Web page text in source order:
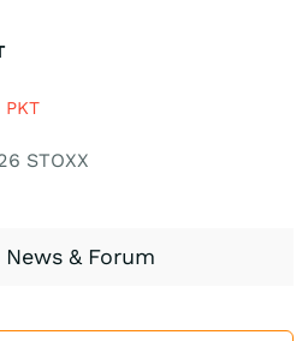
PKT
STOXX
& Forum